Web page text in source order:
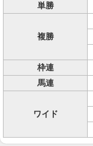
単勝
複勝
枠連
馬連
ワイド